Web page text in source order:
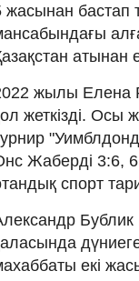
жасынан бастап
атынан
жылы Елена
жеткізді.
Жаберді 3:6,
спорт
екі